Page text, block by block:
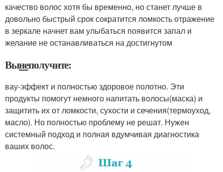
качество волос хотя бы временно, но станет лучше в
довольно быстрый срок сократится ломкость отражение
в зеркале начнет вам улыбаться появится запал и
желание не останавливаться на достигнутом
Вынеполучите:
вау-эффект и полностью здоровое полотно. Эти
продукты помогут немного напитать волосы(маска) и
защитить их от ломкости, сухости и сечения(термоуход,
масло). Но полностью проблему не решат. Нужен
системный подход и полная вдумчивая диагностика
ваших волос.